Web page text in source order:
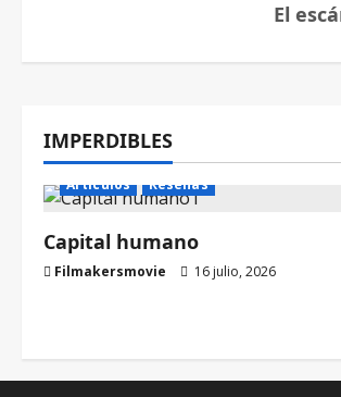
El
IMPERDIBLES
Artículos Reseñas
Capital humano
Filmakersmovie 16 julio, 2026